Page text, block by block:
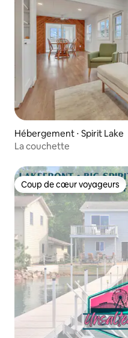
Hébergement ⋅ Spirit Lake
La couchette
Coup de cœur voyageurs
Coup de cœur voyageurs